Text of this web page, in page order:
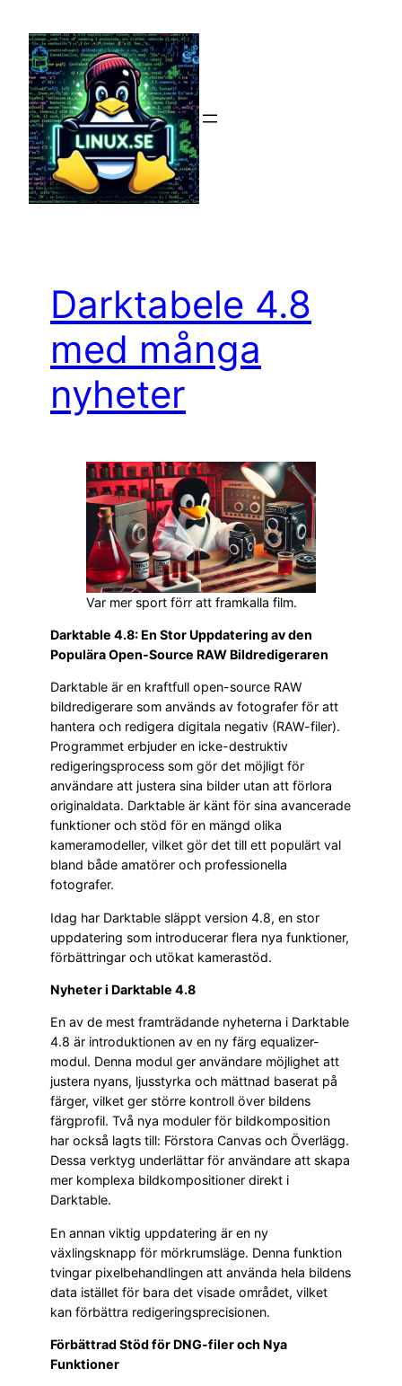
innehåll
Darktabele 4.8
med många
nyheter
Var mer sport förr att framkalla film.
Darktable 4.8: En Stor Uppdatering av den
Populära Open-Source RAW Bildredigeraren
Darktable är en kraftfull open-source RAW
bildredigerare som används av fotografer för att
hantera och redigera digitala negativ (RAW-filer).
Programmet erbjuder en icke-destruktiv
redigeringsprocess som gör det möjligt för
användare att justera sina bilder utan att förlora
originaldata. Darktable är känt för sina avancerade
funktioner och stöd för en mängd olika
kameramodeller, vilket gör det till ett populärt val
bland både amatörer och professionella
fotografer.
Idag har Darktable släppt version 4.8, en stor
uppdatering som introducerar flera nya funktioner,
förbättringar och utökat kamerastöd.
Nyheter i Darktable 4.8
En av de mest framträdande nyheterna i Darktable
4.8 är introduktionen av en ny färg equalizer-
modul. Denna modul ger användare möjlighet att
justera nyans, ljusstyrka och mättnad baserat på
färger, vilket ger större kontroll över bildens
färgprofil. Två nya moduler för bildkomposition
har också lagts till: Förstora Canvas och Överlägg.
Dessa verktyg underlättar för användare att skapa
mer komplexa bildkompositioner direkt i
Darktable.
En annan viktig uppdatering är en ny
växlingsknapp för mörkrumsläge. Denna funktion
tvingar pixelbehandlingen att använda hela bildens
data istället för bara det visade området, vilket
kan förbättra redigeringsprecisionen.
Förbättrad Stöd för DNG-filer och Nya
Funktioner